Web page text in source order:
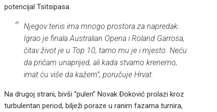
potencijal Tsitsipasa.
Njegov tenis ima mnogo prostora za napredak.
Igrao je finala Australian Opena i Roland Garrosa,
čitav život je u Top 10, tamo mu je i mjesto. Neću
da pričam unaprijed, ali kada stvarno krenemo,
imat ću više da kažem”, poručuje Hrvat.
Na drugoj strani, bivši “pulen” Novak Đoković prolazi kroz
turbulentan period, bilježi poraze u ranim fazama turnira,